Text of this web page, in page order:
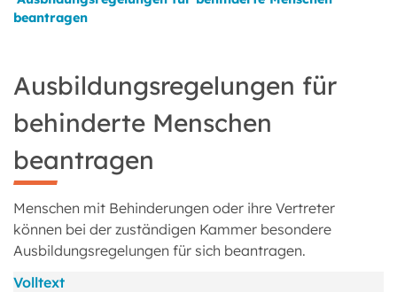
beantragen
Ausbildungsregelungen für
behinderte Menschen
beantragen
Menschen mit Behinderungen oder ihre Vertreter
können bei der zuständigen Kammer besondere
Ausbildungsregelungen für sich beantragen.
Volltext